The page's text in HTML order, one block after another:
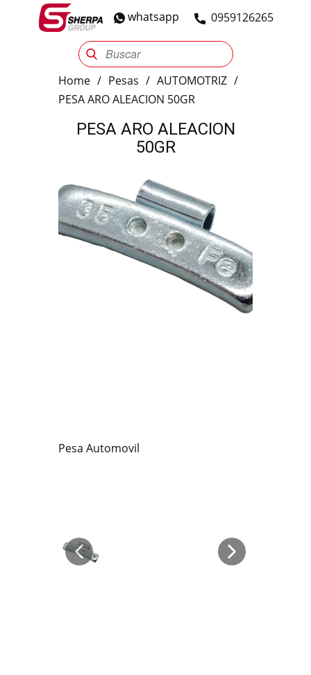
​0959126265
whatsapp
Sherpa Group Reencauche Automotriz
Home / Pesas / AUTOMOTRIZ /
PESA ARO ALEACION 50GR
PESA ARO ALEACION
50GR
Pesa Automovil